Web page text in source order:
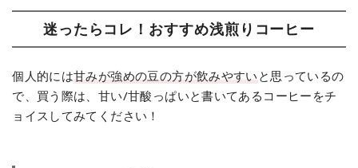
迷ったらコレ！おすすめ浅煎りコーヒー
個人的には甘みが強めの豆の方が飲みやすい と思っているの
で、買う際は、甘い/甘酸っぱいと書いてあるコーヒーをチ
ョイスしてみてください！